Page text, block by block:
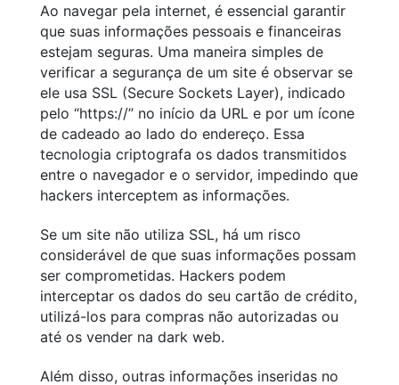
Ao navegar pela internet, é essencial garantir
que suas informações pessoais e financeiras
estejam seguras. Uma maneira simples de
verificar a segurança de um site é observar se
ele usa SSL (Secure Sockets Layer), indicado
pelo “https://” no início da URL e por um ícone
de cadeado ao lado do endereço. Essa
tecnologia criptografa os dados transmitidos
entre o navegador e o servidor, impedindo que
hackers interceptem as informações.
Se um site não utiliza SSL, há um risco
considerável de que suas informações possam
ser comprometidas. Hackers podem
interceptar os dados do seu cartão de crédito,
utilizá-los para compras não autorizadas ou
até os vender na dark web.
Além disso, outras informações inseridas no